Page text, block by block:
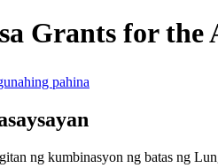
Grants for the
pahina
ng kumbinasyon ng batas ng